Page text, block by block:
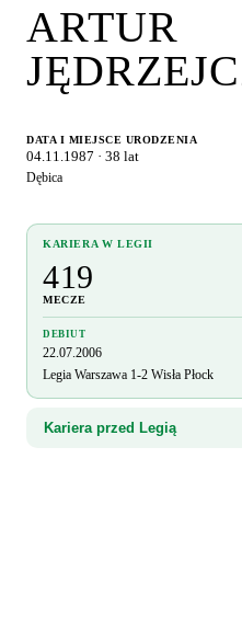
ARTUR
DATA I MIEJSCE URODZENIA
04.11.1987 · 38 lat
Dębica
KARIERA W LEGII
419
MECZE
DEBIUT
22.07.2006
Legia Warszawa 1-2 Wisła Płock
Kariera przed Legią